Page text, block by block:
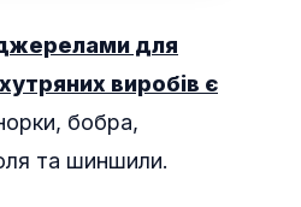
для
виробів є
бобра,
та шиншили.